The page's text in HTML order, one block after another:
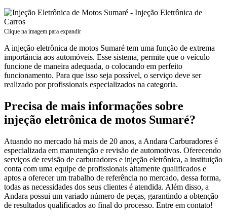
Clique na imagem para expandir
A injeção eletrônica de motos Sumaré tem uma função de extrema
importância aos automóveis. Esse sistema, permite que o veículo
funcione de maneira adequada, o colocando em perfeito
funcionamento. Para que isso seja possível, o serviço deve ser
realizado por profissionais especializados na categoria.
Precisa de mais informações sobre
injeção eletrônica de motos Sumaré?
Atuando no mercado há mais de 20 anos, a Andara Carburadores é
especializada em manutenção e revisão de automotivos. Oferecendo
serviços de revisão de carburadores e injeção eletrônica, a instituição
conta com uma equipe de profissionais altamente qualificados e
aptos a oferecer um trabalho de referência no mercado, dessa forma,
todas as necessidades dos seus clientes é atendida. Além disso, a
Andara possui um variado número de peças, garantindo a obtenção
de resultados qualificados ao final do processo. Entre em contato!